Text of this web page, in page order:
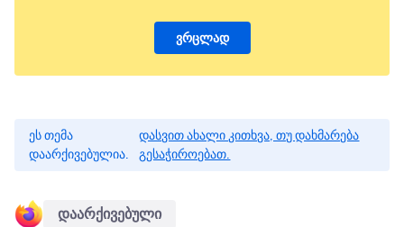
ვრცლად
ეს თემა
დაარქივებულია.
დასვით ახალი კითხვა, თუ დახმარება
გესაჭიროებათ.
დაარქივებული